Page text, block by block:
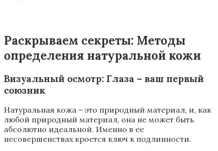
Раскрываем секреты: Методы
определения натуральной кожи
Визуальный осмотр: Глаза – ваш первый
союзник
Натуральная кожа – это природный материал, и, как
любой природный материал, она не может быть
абсолютно идеальной. Именно в ее
несовершенствах кроется ключ к подлинности.